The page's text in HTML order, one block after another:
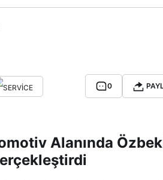
0
Alanında